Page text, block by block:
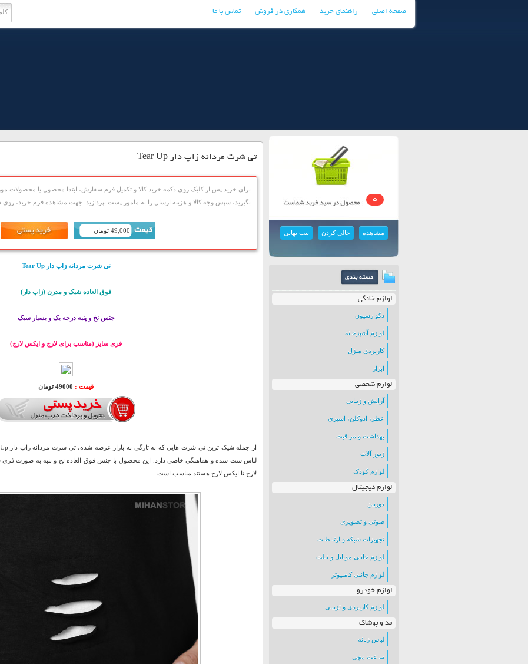
صفحه اصلی راهنمای خرید همکاری در فروش تماس با ما
0
مشاهده خالی کردن ثبت نهایی
لوازم خانگی
دکوارسیون
لوازم آشپزخانه
کاربردی منزل
ابزار
لوازم شخصی
آرایش و زیبایی
عطر، ادوکلن، اسپری
بهداشت و مراقبت
زیور آلات
لوازم کودک
لوازم دیجیتال
دوربین
صوتی و تصویری
تجهیزات شبکه و ارتباطات
لوازم جانبی موبایل و تبلت
لوازم جانبی کامپیوتر
لوازم خودرو
لوازم کاربردی و تزیینی
مد و پوشاک
لباس زنانه
ساعت مچی
تی شرت مردانه زاپ دار Tear Up
براي خريد پس از کليک روي دکمه خريد کالا و تکميل فرم سفارش، ابتدا محصول يا محصولات
بگيريد، سپس وجه کالا و هزينه ارسال را به مامور پست بپردازيد. جهت مشاهده فرم خريد، روي
49,000 تومان
تی شرت مردانه زاپ دار Tear Up
فوق العاده شیک و مدرن (زاپ دار)
جنس نخ و پنبه درجه یک و بسیار سبک
فری سایز (مناسب برای لارج و ایکس لارج)
قیمت : 49000 تومان
لباس ست شده و هماهنگی خاصی دارد. این محصول با جنس فوق العاده نخ و پنبه به صورت فری
لارج تا ایکس لارج هستند مناسب است.